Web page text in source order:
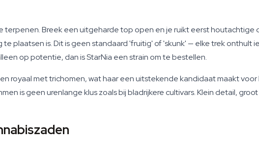
Breek een uitgeharde top open en je ruikt eerst houtachtige
plaatsen is. Dit is geen standaard 'fruitig' of 'skunk' — elke trek onthult
op potentie, dan is StarNia een strain om te bestellen.
royaal met trichomen, wat haar een uitstekende kandidaat maakt
is geen urenlange klus zoals bij bladrijkere cultivars. Klein detail,